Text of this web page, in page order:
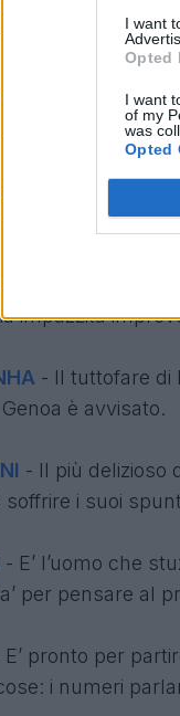
I want
Opted
I want
of my
was
Opted
il Verona.
- Occasione al
- Gara da ex,
i centrali del
- Esordio vicino
impazzita
- Il tuttofare di
è avvisato.
- Il più delizioso
soffrire i suoi
- E’ l’uomo che
per pensare al
E’ pronto per
i numeri